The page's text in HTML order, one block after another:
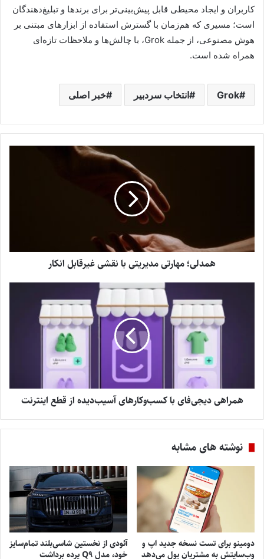
کاربران و ایجاد محیطی قابل پیش‌بینی‌تر برای برندها و تبلیغ‌دهندگان
است؛ مسیری که هم‌زمان با گسترش استفاده از ابزارهای مبتنی بر
هوش مصنوعی، از جمله Grok، با چالش‌ها و ملاحظات تازه‌ای
همراه شده است.
Grok انتخاب سردبیر خبر اصلی
همدلی؛ مهارتی مدیریتی با نقشی غیرقابل انکار
همراهی دیجی‌فای با کسب‌وکارهای آسیب‌دیده از قطع اینترنت
نوشته های مشابه
دومینو برای تست نسخه جدید اپ و
وب‌سایتش به مشتریان پول می‌دهد
آئودی از نخستین شاسی‌بلند تمام‌سایز
خود، مدل Q9 پرده برداشت